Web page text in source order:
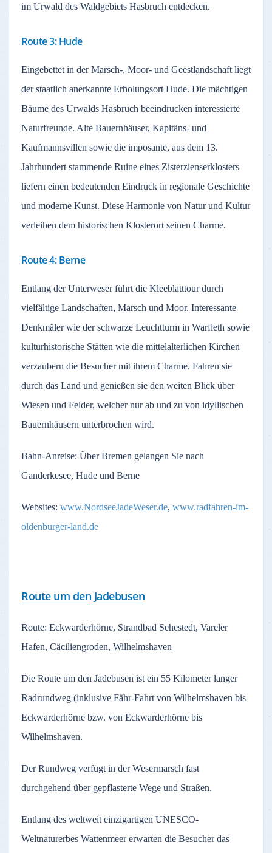
im Urwald des Waldgebiets Hasbruch entdecken.
Route 3: Hude
Eingebettet in der Marsch-, Moor- und Geestlandschaft liegt
der staatlich anerkannte Erholungsort Hude. Die mächtigen
Bäume des Urwalds Hasbruch beeindrucken interessierte
Naturfreunde. Alte Bauernhäuser, Kapitäns- und
Kaufmannsvillen sowie die imposante, aus dem 13.
Jahrhundert stammende Ruine eines Zisterzienserklosters
liefern einen bedeutenden Eindruck in regionale Geschichte
und moderne Kunst. Diese Harmonie von Natur und Kultur
verleihen dem historischen Klosterort seinen Charme.
Route 4: Berne
Entlang der Unterweser führt die Kleeblatttour durch
vielfältige Landschaften, Marsch und Moor. Interessante
Denkmäler wie der schwarze Leuchtturm in Warfleth sowie
kulturhistorische Stätten wie die mittelalterlichen Kirchen
verzaubern die Besucher mit ihrem Charme. Fahren sie
durch das Land und genießen sie den weiten Blick über
Wiesen und Felder, welcher nur ab und zu von idyllischen
Bauernhäusern unterbrochen wird.
Bahn-Anreise: Über Bremen gelangen Sie nach
Ganderkesee, Hude und Berne
Websites: www.NordseeJadeWeser.de, www.radfahren-im-
oldenburger-land.de
Route um den Jadebusen
Route: Eckwarderhörne, Strandbad Sehestedt, Vareler
Hafen, Cäciliengroden, Wilhelmshaven
Die Route um den Jadebusen ist ein 55 Kilometer langer
Radrundweg (inklusive Fähr-Fahrt von Wilhelmshaven bis
Eckwarderhörne bzw. von Eckwarderhörne bis
Wilhelmshaven.
Der Rundweg verfügt in der Wesermarsch fast
durchgehend über gepflasterte Wege und Straßen.
Entlang des weltweit einzigartigen UNESCO-
Weltnaturerbes Wattenmeer erwarten die Besucher das